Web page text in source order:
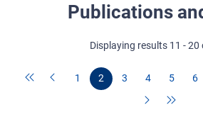
Publications
Displaying results 11 - 20
1 2 3 4 5 6